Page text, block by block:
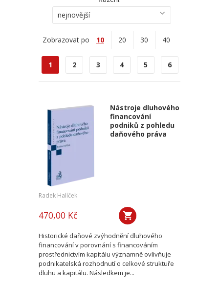
nejnovější
Zobrazovat po 10 20 30 40
1 2 3 4 5 6
Nástroje dluhového
financování
podniků z pohledu
daňového práva
Radek Halíček
470,00 Kč
Historické daňové zvýhodnění dluhového
financování v porovnání s financováním
prostřednictvím kapitálu významně ovlivňuje
podnikatelská rozhodnutí o celkové struktuře
dluhu a kapitálu. Následkem je...